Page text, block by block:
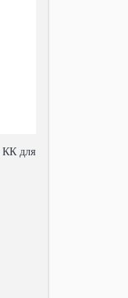
КК для